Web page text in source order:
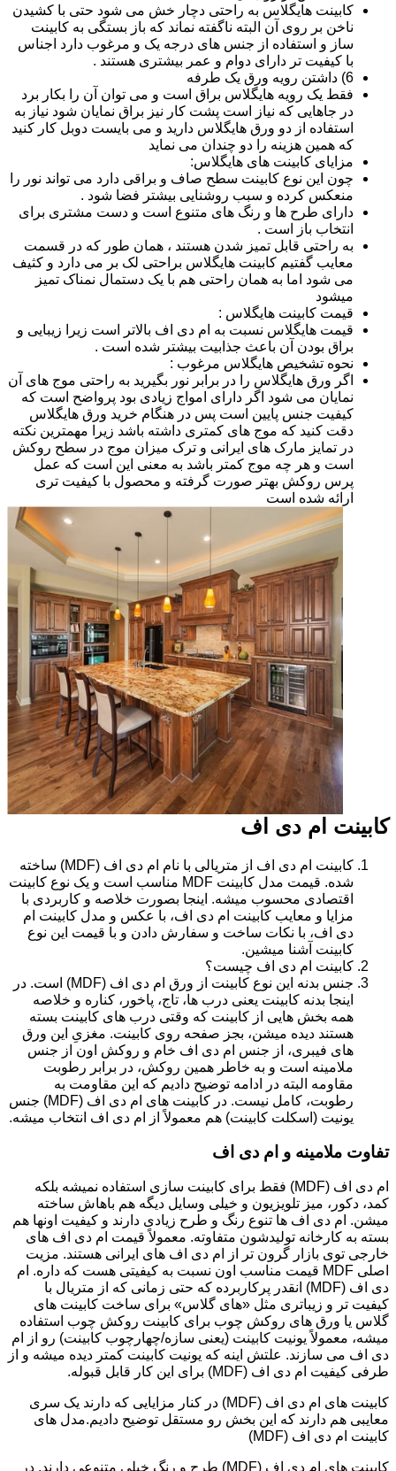
کابینت هایگلاس به راحتی دچار خش می شود حتی با کشیدن
ناخن بر روی آن البته ناگفته نماند که باز بستگی به کابینت
ساز و استفاده از جنس های درجه یک و مرغوب دارد اجناس
با کیفیت تر دارای دوام و عمر بیشتری هستند .
6) داشتن رویه ورق یک طرفه
فقط یک رویه هایگلاس براق است و می توان آن را بکار برد
در جاهایی که نیاز است پشت کار نیز براق نمایان شود نیاز به
استفاده از دو ورق هایگلاس دارید و می بایست دوبل کار کنید
که همین هزینه را دو چندان می نماید
مزایای کابینت های هایگلاس:
چون این نوع کابینت سطح صاف و براقی دارد می تواند نور را
منعکس کرده و سبب روشنایی بیشتر فضا شود .
دارای طرح ها و رنگ های متنوع است و دست مشتری برای
انتخاب باز است .
به راحتی قابل تمیز شدن هستند ، همان طور که در قسمت
معایب گفتیم کابینت هایگلاس براحتی لک بر می دارد و کثیف
می شود اما به همان راحتی هم با یک دستمال نمناک تمیز
میشود
قیمت کابینت هایگلاس :
قیمت هایگلاس نسبت به ام دی اف بالاتر است زیرا زیبایی و
براق بودن آن باعث جذابیت بیشتر شده است .
نحوه تشخیص هایگلاس مرغوب :
اگر ورق هایگلاس را در برابر نور بگیرید به راحتی موج های آن
نمایان می شود اگر دارای امواج زیادی بود پرواضح است که
کیفیت جنس پایین است پس در هنگام خرید ورق هایگلاس
دقت کنید که موج های کمتری داشته باشد زیرا مهمترین نکته
در تمایز مارک های ایرانی و ترک میزان موج در سطح روکش
است و هر چه موج کمتر باشد به معنی این است که عمل
پرس روکش بهتر صورت گرفته و محصول با کیفیت تری
ارائه شده است
کابینت ام دی اف
کابینت ام دی اف از متریالی با نام ام دی اف (MDF) ساخته
شده. قیمت مدل کابینت MDF مناسب است و یک نوع کابینت
اقتصادی محسوب میشه. اینجا بصورت خلاصه و کاربردی با
مزایا و معایب کابینت ام دی اف، با عکس و مدل کابینت ام
دی اف، با نکات ساخت و سفارش دادن و با قیمت این نوع
کابینت آشنا میشین.
کابینت ام دی اف چیست؟
جنس بدنه این نوع کابینت از ورق ام دی اف (MDF) است. در
اینجا بدنه کابینت یعنی درب ها، تاج، پاخور، کناره و خلاصه
همه بخش هایی از کابینت که وقتی درب های کابینت بسته
هستند دیده میشن، بجز صفحه روی کابینت. مغزیِ این ورق
های فیبری، از جنس ام دی اف خام و روکش اون از جنس
ملامینه است و به خاطر همین روکش، در برابر رطوبت
مقاومه البته در ادامه توضیح دادیم که این مقاومت به
رطوبت، کامل نیست. در کابینت های ام دی اف (MDF) جنس
یونیت (اسکلت کابینت) هم معمولاً از ام دی اف انتخاب میشه.
تفاوت ملامینه و ام دی اف
ام دی اف (MDF) فقط برای کابینت سازی استفاده نمیشه بلکه
کمد، دکور، میز تلویزیون و خیلی وسایل دیگه هم باهاش ساخته
میشن. ام دی اف ها تنوع رنگ و طرح زیادی دارند و کیفیت اونها هم
بسته به کارخانه تولیدشون متفاوته. معمولاً قیمت ام دی اف های
خارجی توی بازار گرون تر از ام دی اف های ایرانی هستند. مزیت
اصلی MDF قیمت مناسب اون نسبت به کیفیتی هست که داره. ام
دی اف (MDF) انقدر پرکاربرده که حتی زمانی که از متریال با
کیفیت تر و زیباتری مثل «های گلاس» برای ساخت کابینت های
گلاس یا ورق های روکش چوب برای کابینت روکش چوب استفاده
میشه، معمولاً یونیت کابینت (یعنی سازه/چهارچوب کابینت) رو از ام
دی اف می سازند. علتش اینه که یونیت کابینت کمتر دیده میشه و از
طرفی کیفیت ام دی اف (MDF) برای این کار قابل قبوله.
کابینت های ام دی اف (MDF) در کنار مزایایی که دارند یک سری
معایبی هم دارند که این بخش رو مستقل توضیح دادیم.مدل های
کابینت ام دی اف (MDF)
کابینت های ام دی اف (MDF) طرح و رنگ خیلی متنوعی دارند. در